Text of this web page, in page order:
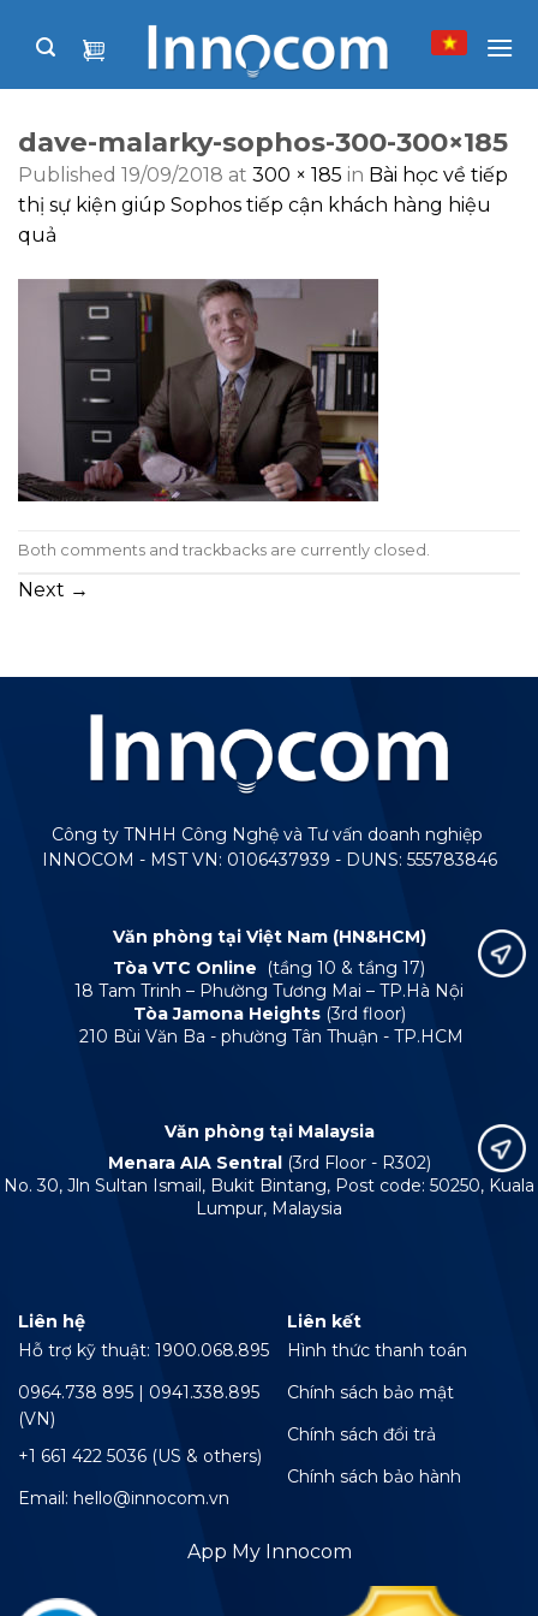
dave-malarky-sophos-300-300×185
Published 19/09/2018 at 300 × 185 in Bài học về tiếp
thị sự kiện giúp Sophos tiếp cận khách hàng hiệu
quả
Both comments and trackbacks are currently closed.
Next →
Công ty TNHH Công Nghệ và Tư vấn doanh nghiệp
INNOCOM - MST VN: 0106437939 - DUNS: 555783846
Văn phòng tại Việt Nam (HN&HCM)
Tòa VTC Online
(tầng 10 & tầng 17)
18 Tam Trinh – Phường Tương Mai – TP.Hà Nội
Tòa Jamona Heights (3rd floor)
210 Bùi Văn Ba - phường Tân Thuận - TP.HCM
Văn phòng tại Malaysia
Menara AIA Sentral (3rd Floor - R302)
No. 30, Jln Sultan Ismail, Bukit Bintang, Post code: 50250, Kuala
Lumpur, Malaysia
Liên hệ
Hỗ trợ kỹ thuật: 1900.068.895
0964.738 895 | 0941.338.895
(VN)
+1 661 422 5036 (US & others)
Email: hello@innocom.vn
Liên kết
Hình thức thanh toán
Chính sách bảo mật
Chính sách đổi trả
Chính sách bảo hành
App My Innocom